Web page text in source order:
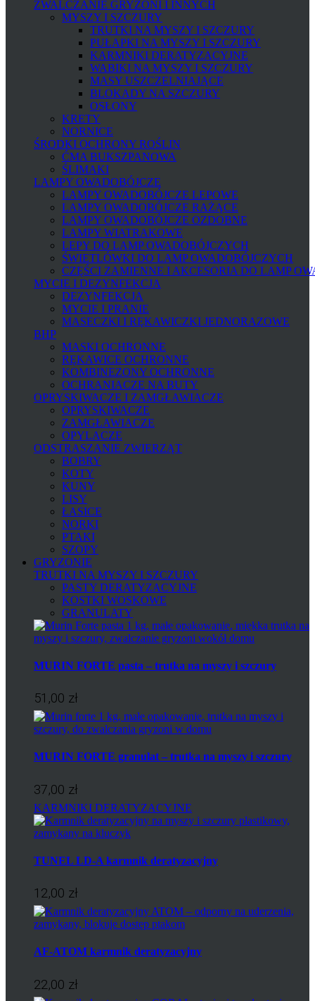
ZWALCZANIE GRYZONI I INNYCH
MYSZY I SZCZURY
TRUTKI NA MYSZY I SZCZURY
PUŁAPKI NA MYSZY I SZCZURY
KARMNIKI DERATYZACYJNE
WABIKI NA MYSZY I SZCZURY
MASY USZCZELNIAJĄCE
BLOKADY NA SZCZURY
OSŁONY
KRETY
NORNICE
ŚRODKI OCHRONY ROŚLIN
ĆMA BUKSZPANOWA
ŚLIMAKI
LAMPY OWADOBÓJCZE
LAMPY OWADOBÓJCZE LEPOWE
LAMPY OWADOBÓJCZE RAŻĄCE
LAMPY OWADOBÓJCZE OZDOBNE
LAMPY WIATRAKOWE
LEPY DO LAMP OWADOBÓJCZYCH
ŚWIETLÓWKI DO LAMP OWADOBÓJCZYCH
CZĘŚCI ZAMIENNE I AKCESORIA DO LAMP
MYCIE I DEZYNFEKCJA
DEZYNFEKCJA
MYCIE I PRANIE
MASECZKI I RĘKAWICZKI JEDNORAZOWE
BHP
MASKI OCHRONNE
RĘKAWICE OCHRONNE
KOMBINEZONY OCHRONNE
OCHRANIACZE NA BUTY
OPRYSKIWACZE I ZAMGŁAWIACZE
OPRYSKIWACZE
ZAMGŁAWIACZE
OPYLACZE
ODSTRASZANIE ZWIERZĄT
BOBRY
KOTY
KUNY
LISY
ŁASICE
NORKI
PTAKI
SZOPY
GRYZONIE
TRUTKI NA MYSZY I SZCZURY
PASTY DERATYZACYJNE
KOSTKI WOSKOWE
GRANULATY
MURIN FORTE pasta – trutka na myszy i szczury
51,00 zł
MURIN FORTE granulat – trutka na myszy i szczury
37,00 zł
KARMNIKI DERATYZACYJNE
TUNEL LD-A karmnik deratyzacyjny
12,00 zł
AF-ATOM karmnik deratyzacyjny
22,00 zł